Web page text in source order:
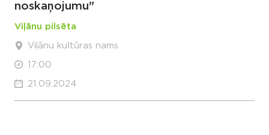
noskaņojumu"
Viļānu pilsēta
Viļānu kultūras nams
17:00
21.09.2024